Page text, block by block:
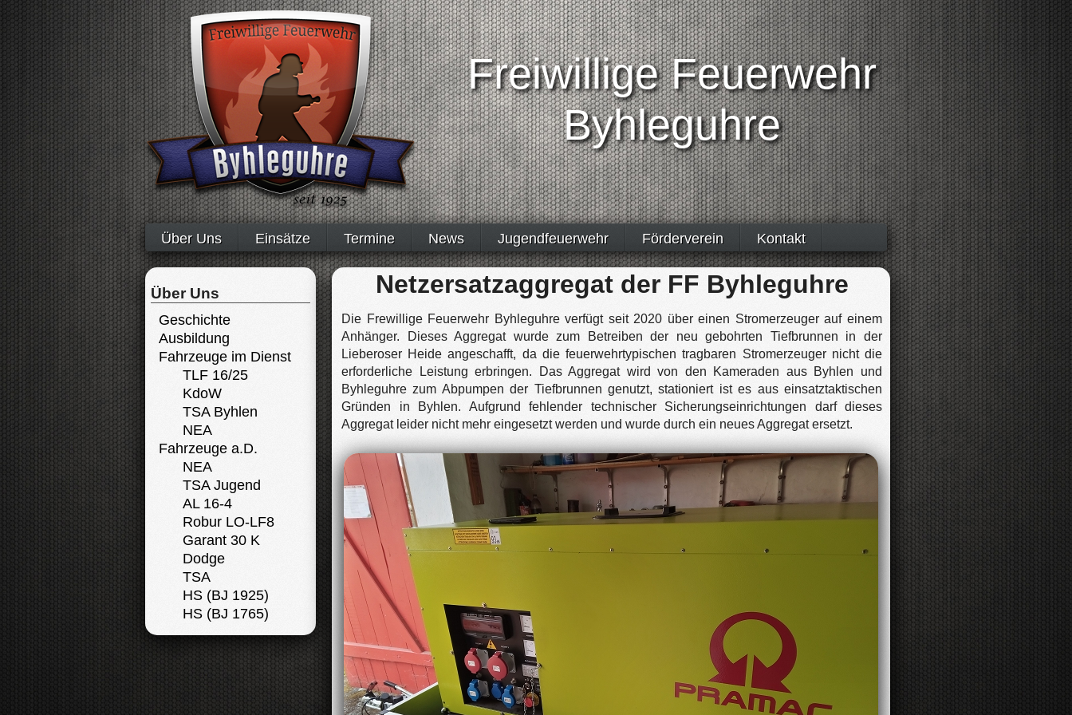
Freiwillige Feuerwehr
Byhleguhre
Über Uns Einsätze Termine News Jugendfeuerwehr Förderverein Kontakt
Über Uns
Geschichte
Ausbildung
Fahrzeuge im Dienst
TLF 16/25
KdoW
TSA Byhlen
NEA
Fahrzeuge a.D.
NEA
TSA Jugend
AL 16-4
Robur LO-LF8
Garant 30 K
Dodge
TSA
HS (BJ 1925)
HS (BJ 1765)
Netzersatzaggregat der FF Byhleguhre
Die Frewillige Feuerwehr Byhleguhre verfügt seit 2020 über einen Stromerzeuger auf einem
Anhänger. Dieses Aggregat wurde zum Betreiben der neu gebohrten Tiefbrunnen in der
Lieberoser Heide angeschafft, da die feuerwehrtypischen tragbaren Stromerzeuger nicht die
erforderliche Leistung erbringen. Das Aggregat wird von den Kameraden aus Byhlen und
Byhleguhre zum Abpumpen der Tiefbrunnen genutzt, stationiert ist es aus einsatztaktischen
Gründen in Byhlen. Aufgrund fehlender technischer Sicherungseinrichtungen darf dieses
Aggregat leider nicht mehr eingesetzt werden und wurde durch ein neues Aggregat ersetzt.